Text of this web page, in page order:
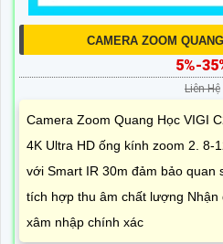
CAMERA ZOOM
5%-
Liên Hệ
Camera Zoom Quang Học VIGI
4K Ultra HD ống kính zoom 2. 8-
với Smart IR 30m đảm bảo quan
tích hợp thu âm chất lượng
xâm nhập chính xác